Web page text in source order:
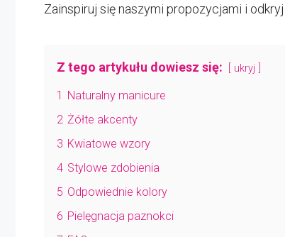
Zainspiruj się naszymi propozycjami i
Z tego artykułu dowiesz się: ukryj
1 Naturalny manicure
2 Żółte akcenty
3 Kwiatowe wzory
4 Stylowe zdobienia
5 Odpowiednie kolory
6 Pielęgnacja paznokci